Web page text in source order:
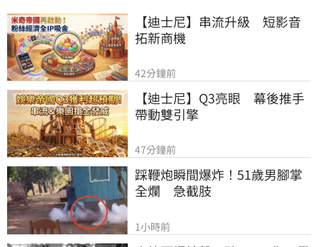
【迪士尼】串流升級　短影音
拓新商機
42分鐘前
【迪士尼】Q3亮眼　幕後推手
帶動雙引擎
47分鐘前
踩鞭炮瞬間爆炸！51歲男腳掌
全爛　急截肢
1小時前